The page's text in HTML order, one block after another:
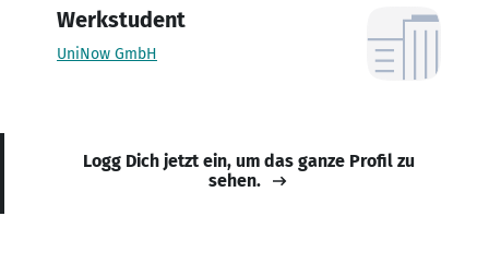
Werkstudent
UniNow GmbH
Logg Dich jetzt ein, um das ganze Profil zu
sehen.